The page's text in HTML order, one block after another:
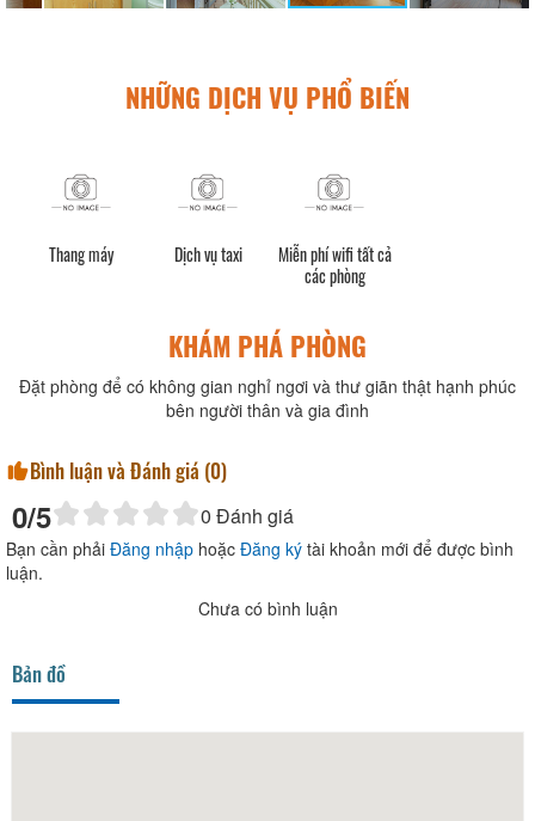
NHỮNG DỊCH VỤ PHỔ BIẾN
Thang máy Dịch vụ taxi
Miễn phí wifi tất cả
các phòng
KHÁM PHÁ PHÒNG
Đặt phòng để có không gian nghỉ ngơi và thư giãn thật hạnh phúc
bên người thân và gia đình
Bình luận và Đánh giá (0)
0/5 0 Đánh giá
Bạn cần phải Đăng nhập hoặc Đăng ký tài khoản mới để được bình
luận.
Chưa có bình luận
Bản đồ